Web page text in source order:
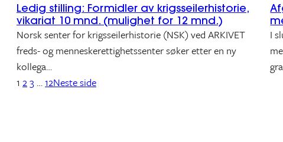
Ledig stilling: Formidler av krigsseilerhistorie,
vikariat 10 mnd. (mulighet for 12 mnd.)
Norsk senter for krigsseilerhistorie (NSK) ved ARKIVET
freds- og menneskerettighetssenter søker etter en ny
kollega…
I
1 23 …12Neste side